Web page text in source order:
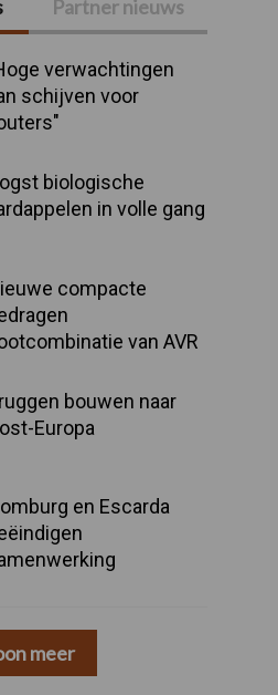
Partner nieuws
verwachtingen
schijven voor
biologische
in volle gang
compacte
van AVR
bouwen naar
Europa
en Escarda
meer